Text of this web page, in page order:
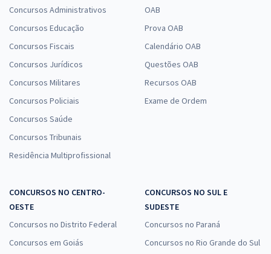
Concursos Administrativos
Concursos Educação
Concursos Fiscais
Concursos Jurídicos
Concursos Militares
Concursos Policiais
Concursos Saúde
Concursos Tribunais
Residência Multiprofissional
OAB
Prova OAB
Calendário OAB
Questões OAB
Recursos OAB
Exame de Ordem
CONCURSOS NO CENTRO-
OESTE
Concursos no Distrito Federal
Concursos em Goiás
CONCURSOS NO SUL E
SUDESTE
Concursos no Paraná
Concursos no Rio Grande do Sul